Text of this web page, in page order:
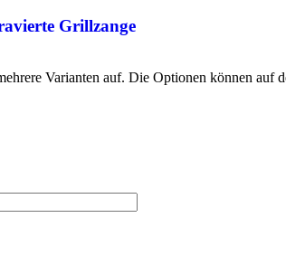
Grillzange
Varianten auf. Die Optionen können auf